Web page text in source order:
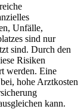
Unfälle,
sind nur
sind. Durch den
Risiken
werden. Eine
hohe Arztkosten
kann.